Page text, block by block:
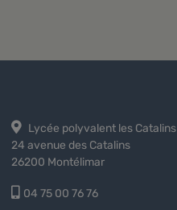
Lycée polyvalent les Catalins
24 avenue des Catalins
26200 Montélimar
04 75 00 76 76